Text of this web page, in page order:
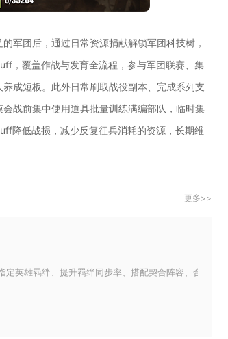
军团后，通过日常资源捐献解锁军团科技树，
，覆盖作战与发育全流程，参与军团联赛、集
成短板。此外日常刷取战役副本、完成系列支
战前集中使用道具批量训练满编部队，临时集
降低战损，减少反复征兵消耗的资源，长期维
更多>>
英雄羁绊、提升羁绊同步率、搭配契合阵容、合理分